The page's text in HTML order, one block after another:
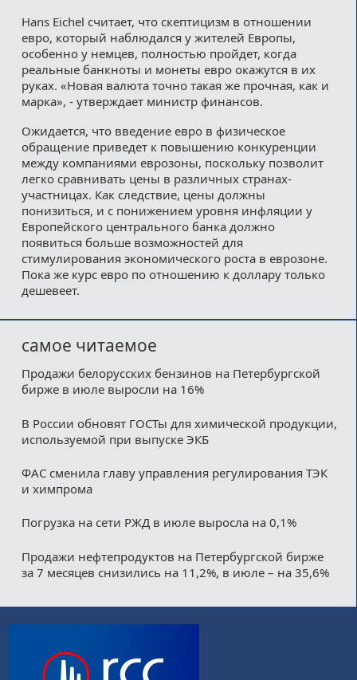
Hans Eichel считает, что скептицизм в отношении
евро, который наблюдался у жителей Европы,
особенно у немцев, полностью пройдет, когда
реальные банкноты и монеты евро окажутся в их
руках. «Новая валюта точно такая же прочная, как и
марка», - утверждает министр финансов.
Ожидается, что введение евро в физическое
обращение приведет к повышению конкуренции
между компаниями еврозоны, поскольку позволит
легко сравнивать цены в различных странах-
участницах. Как следствие, цены должны
понизиться, и с понижением уровня инфляции у
Европейского центрального банка должно
появиться больше возможностей для
стимулирования экономического роста в еврозоне.
Пока же курс евро по отношению к доллару только
дешевеет.
самое читаемое
Продажи белорусских бензинов на Петербургской
бирже в июле выросли на 16%
В России обновят ГОСТы для химической продукции,
используемой при выпуске ЭКБ
ФАС сменила главу управления регулирования ТЭК
и химпрома
Погрузка на сети РЖД в июле выросла на 0,1%
Продажи нефтепродуктов на Петербургской бирже
за 7 месяцев снизились на 11,2%, в июле – на 35,6%